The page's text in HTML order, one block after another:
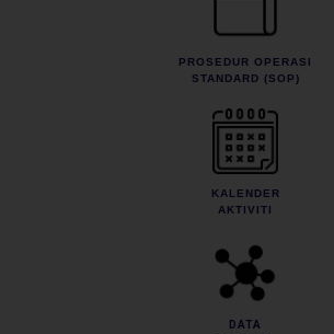
PROSEDUR OPERASI
STANDARD (SOP)
KALENDER
AKTIVITI
DATA